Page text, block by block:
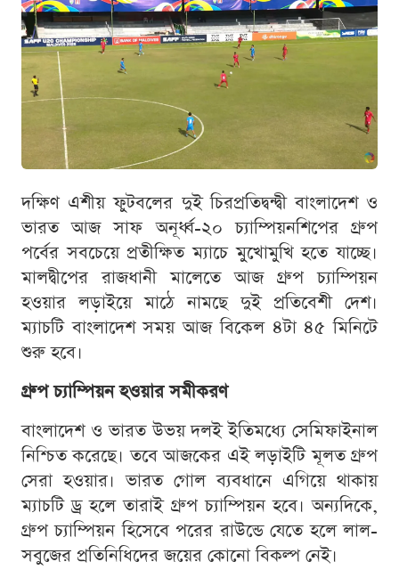
দক্ষিণ এশীয় ফুটবলের দুই চিরপ্রতিদ্বন্দ্বী বাংলাদেশ ও
ভারত আজ সাফ অনূর্ধ্ব-২০ চ্যাম্পিয়নশিপের গ্রুপ
পর্বের সবচেয়ে প্রতীক্ষিত ম্যাচে মুখোমুখি হতে যাচ্ছে।
মালদ্বীপের রাজধানী মালেতে আজ গ্রুপ চ্যাম্পিয়ন
হওয়ার লড়াইয়ে মাঠে নামছে দুই প্রতিবেশী দেশ।
ম্যাচটি বাংলাদেশ সময় আজ বিকেল ৪টা ৪৫ মিনিটে
শুরু হবে।
গ্রুপ চ্যাম্পিয়ন হওয়ার সমীকরণ
বাংলাদেশ ও ভারত উভয় দলই ইতিমধ্যে সেমিফাইনাল
নিশ্চিত করেছে। তবে আজকের এই লড়াইটি মূলত গ্রুপ
সেরা হওয়ার। ভারত গোল ব্যবধানে এগিয়ে থাকায়
ম্যাচটি ড্র হলে তারাই গ্রুপ চ্যাম্পিয়ন হবে। অন্যদিকে,
গ্রুপ চ্যাম্পিয়ন হিসেবে পরের রাউন্ডে যেতে হলে লাল-
সবুজের প্রতিনিধিদের জয়ের কোনো বিকল্প নেই।